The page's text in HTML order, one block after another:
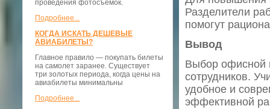
проведения фотосъёмок.
Подробнее...
КОГДА ИСКАТЬ ДЕШЕВЫЕ
АВИАБИЛЕТЫ?
Главное правило — покупать билеты
на самолет заранее. Существует
три золотых периода, когда цены на
авиабилеты минимальны
Подробнее...
Разделители
помогут
Вывод
Выбор офисной
сотрудников.
удобное и
эффективной